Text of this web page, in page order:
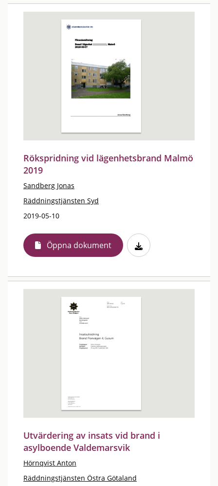
Rökspridning vid lägenhetsbrand Malmö
2019
Sandberg Jonas
Räddningstjänsten Syd
2019-05-10
Öppna dokument
Utvärdering av insats vid brand i
asylboende Valdemarsvik
Hörnqvist Anton
Räddningstjänsten Östra Götaland